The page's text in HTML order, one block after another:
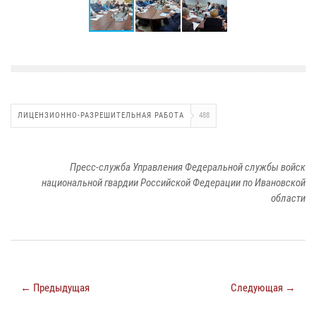
ЛИЦЕНЗИОННО-РАЗРЕШИТЕЛЬНАЯ РАБОТА 488
Пресс-служба Управления Федеральной службы войск
национальной гвардии Российской Федерации по Ивановской
области
← Предыдущая Следующая →